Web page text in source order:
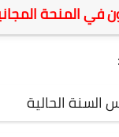
في المنحة
الحالية